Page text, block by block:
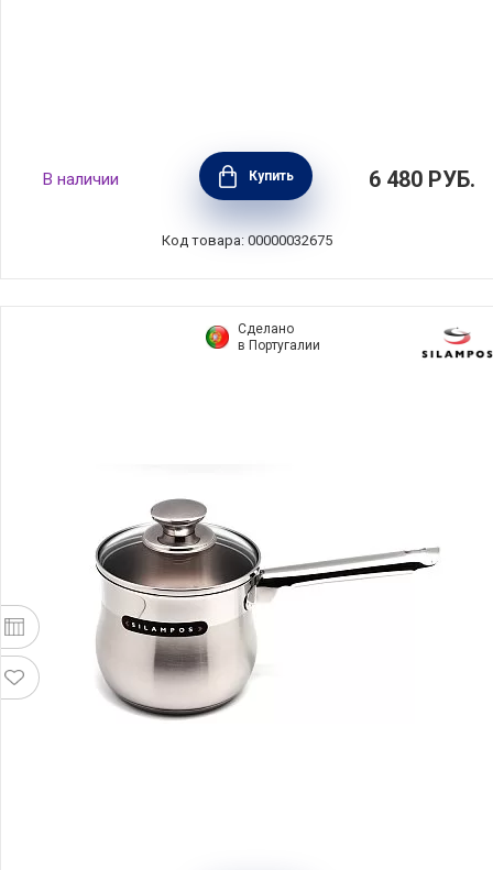
Ковш Chef Line 0,8 л, диаметр 14 см,
нержавеющая сталь, Barazzoni, Италия,
163110014
В наличии Купить 6 480 РУБ.
Код товара: 00000032675
Сделано
в Португалии